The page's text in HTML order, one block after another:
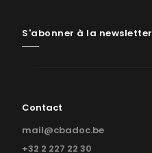
S'abonner à la newsletter
Contact
mail@cbadoc.be
+32 2 227 22 30